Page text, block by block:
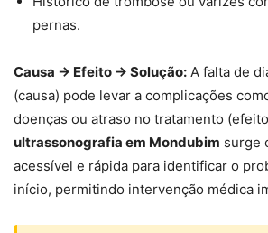
pernas.
Causa → Efeito → Solução: A falta de
(causa) pode levar a complicações
doenças ou atraso no tratamento
ultrassonografia em Mondubim surge
acessível e rápida para identificar o
início, permitindo intervenção médica